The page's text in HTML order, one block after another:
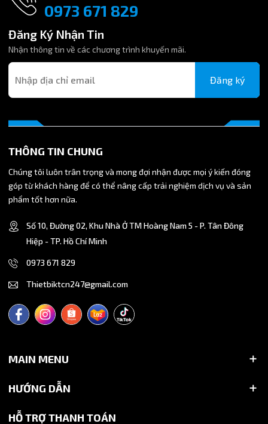
0973 671 829
Đăng Ký Nhận Tin
Nhận thông tin về các chương trình khuyến mãi.
Đăng ký
THÔNG TIN CHUNG
Chúng tôi luôn trân trọng và mong đợi nhận được mọi ý kiến đóng
góp từ khách hàng để có thể nâng cấp trải nghiệm dịch vụ và sản
phẩm tốt hơn nữa.
Số 10, Đường 02, Khu Nhà Ở TM Hoàng Nam 5 - P. Tân Đông
Hiệp - TP. Hồ Chí Minh
0973 671 829
Thietbiktcn247@gmail.com
MAIN MENU
HƯỚNG DẪN
HỖ TRỢ THANH TOÁN